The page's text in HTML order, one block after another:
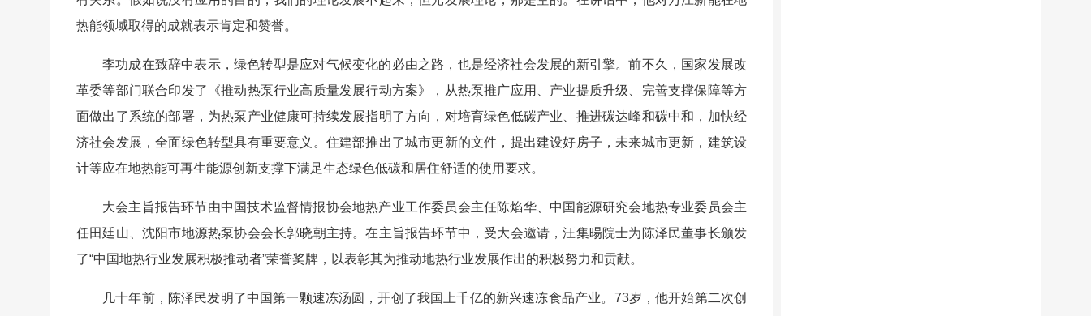
热能领域取得的成就表示肯定和赞誉。
李功成在致辞中表示，绿色转型是应对气候变化的必由之路，也是经济社会发展的新引擎。前不久，国家发展改
革委等部门联合印发了《推动热泵行业高质量发展行动方案》，从热泵推广应用、产业提质升级、完善支撑保障等方
面做出了系统的部署，为热泵产业健康可持续发展指明了方向，对培育绿色低碳产业、推进碳达峰和碳中和，加快经
济社会发展，全面绿色转型具有重要意义。住建部推出了城市更新的文件，提出建设好房子，未来城市更新，建筑设
计等应在地热能可再生能源创新支撑下满足生态绿色低碳和居住舒适的使用要求。
大会主旨报告环节由中国技术监督情报协会地热产业工作委员会主任陈焰华、中国能源研究会地热专业委员会主
任田廷山、沈阳市地源热泵协会会长郭晓朝主持。在主旨报告环节中，受大会邀请，汪集暘院士为陈泽民董事长颁发
了“中国地热行业发展积极推动者”荣誉奖牌，以表彰其为推动地热行业发展作出的积极努力和贡献。
几十年前，陈泽民发明了中国第一颗速冻汤圆，开创了我国上千亿的新兴速冻食品产业。73岁，他开始第二次创